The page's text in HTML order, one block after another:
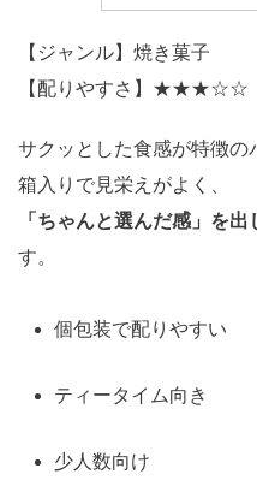
【ジャンル】焼き菓子
【配りやすさ】★★★☆☆
サクッとした食感が特徴の
箱入りで見栄えがよく、
「ちゃんと選んだ感」を出
す。
個包装で配りやすい
ティータイム向き
少人数向け